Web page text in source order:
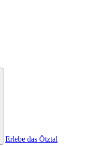
Erlebe das Ötztal